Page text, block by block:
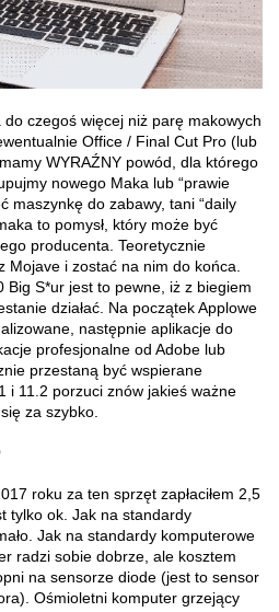
czegoś więcej niż parę makowych
Office / Final Cut Pro (lub
WYRAŹNY powód, dla którego
nowego Maka lub “prawie
maszynkę do zabawy, tani “daily
to pomysł, który może być
producenta. Teoretycznie
Mojave i zostać na nim do końca.
Big S*ur jest to pewne, iż z biegiem
działać. Na początek Applowe
następnie aplikacje do
profesjonalne od Adobe lub
przestaną być wspierane
i 11.2 porzuci znów jakieś ważne
za szybko.
roku za ten sprzęt zapłaciłem 2,5
tylko ok. Jak na standardy
Jak na standardy komputerowe
radzi sobie dobrze, ale kosztem
na sensorze diode (jest to sensor
Ośmioletni komputer grzejący